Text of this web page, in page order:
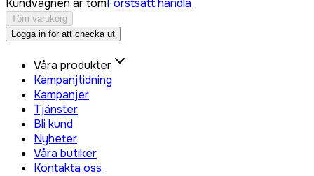
Kundvagnen är tomForstsätt handla
Töm varukorg
Logga in för att checka ut
Våra produkter
Kampanjtidning
Kampanjer
Tjänster
Bli kund
Nyheter
Våra butiker
Kontakta oss